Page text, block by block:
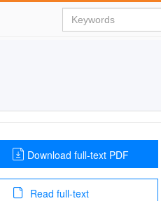
Download full-text PDF
Read full-text